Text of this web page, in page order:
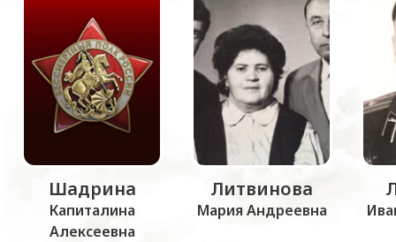
Шадрина
Капиталина
Алексеевна
Литвинова
Мария Андреевна